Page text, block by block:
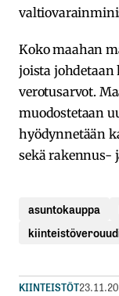
Koko maahan
joista
verotusarvot.
muodostetaan
hyödynnetään
sekä rakennus-
asuntokauppa
KIINTEISTÖT